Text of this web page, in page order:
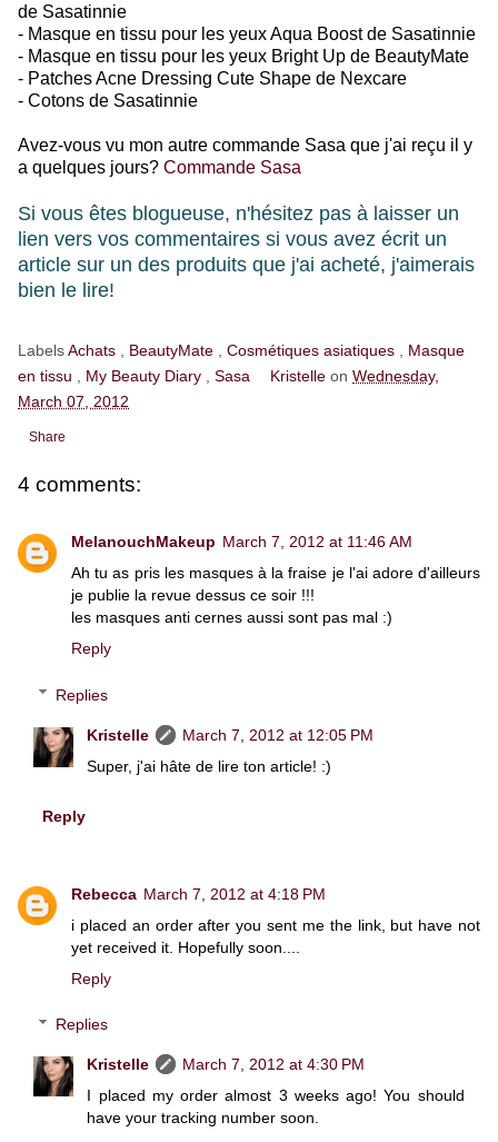
de Sasatinnie
- Masque en tissu pour les yeux Aqua Boost de Sasatinnie
- Masque en tissu pour les yeux Bright Up de BeautyMate
- Patches Acne Dressing Cute Shape de Nexcare
- Cotons de Sasatinnie
Avez-vous vu mon autre commande Sasa que j'ai reçu il y
a quelques jours? Commande Sasa
Si vous êtes blogueuse, n'hésitez pas à laisser un
lien vers vos commentaires si vous avez écrit un
article sur un des produits que j'ai acheté, j'aimerais
bien le lire!
LabelsAchats BeautyMate Cosmétiques asiatiques
Masque
en tissu
My Beauty Diary Sasa Kristelle onWednesday,
March 07, 2012
Share
4 comments:
MelanouchMakeup March 7, 2012 at 11:46 AM
Ah tu as pris les masques à la fraise je l'ai adore d'ailleurs
je publie la revue dessus ce soir !!!
les masques anti cernes aussi sont pas mal :)
Reply
Replies
Kristelle
March 7, 2012 at 12:05 PM
Super, j'ai hâte de lire ton article! :)
Reply
Rebecca March 7, 2012 at 4:18 PM
i placed an order after you sent me the link, but have not
yet received it. Hopefully soon....
Reply
Replies
Kristelle
March 7, 2012 at 4:30 PM
I placed my order almost 3 weeks ago! You should
have your tracking number soon.